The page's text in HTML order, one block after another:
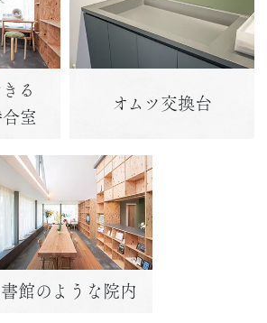
る
室
オムツ交換台
書館のような院内